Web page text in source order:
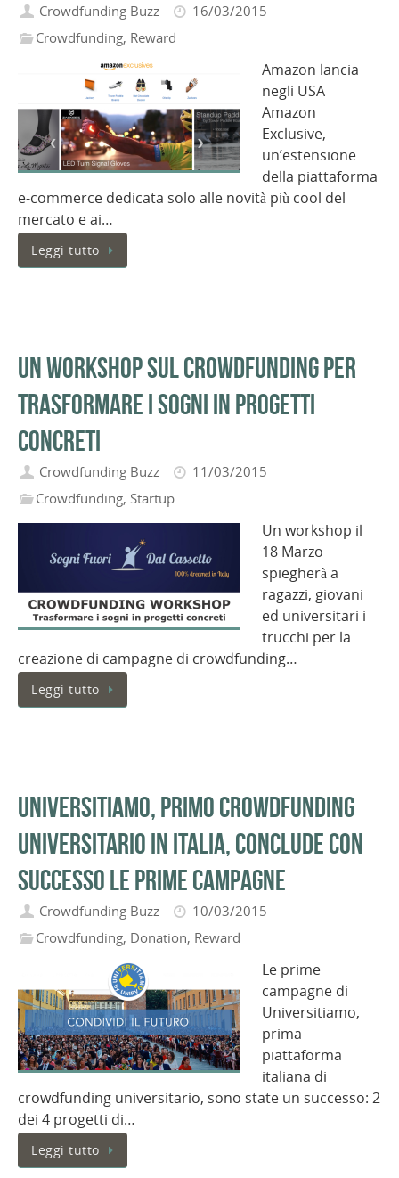
Crowdfunding Buzz
16/03/2015
Crowdfunding, Reward
Amazon lancia
negli USA
Amazon
Exclusive,
un’estensione
della piattaforma
e-commerce dedicata solo alle novità più cool del
mercato e ai…
Leggi tutto
Un workshop sul Crowdfunding per
trasformare i sogni in progetti
concreti
Crowdfunding Buzz
11/03/2015
Crowdfunding, Startup
Un workshop il
18 Marzo
spiegherà a
ragazzi, giovani
ed universitari i
trucchi per la
creazione di campagne di crowdfunding…
Leggi tutto
Universitiamo, primo crowdfunding
universitario in Italia, conclude con
successo le prime campagne
Crowdfunding Buzz
10/03/2015
Crowdfunding, Donation, Reward
Le prime
campagne di
Universitiamo,
prima
piattaforma
italiana di
crowdfunding universitario, sono state un successo: 2
dei 4 progetti di…
Leggi tutto